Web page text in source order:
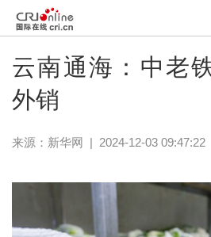
云南通海：中老
外销
来源： 新华网 | 2024-12-03 09:47:22